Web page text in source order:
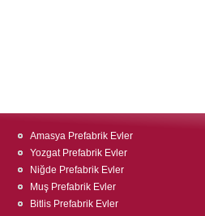
Amasya Prefabrik Evler
Yozgat Prefabrik Evler
Niğde Prefabrik Evler
Muş Prefabrik Evler
Bitlis Prefabrik Evler